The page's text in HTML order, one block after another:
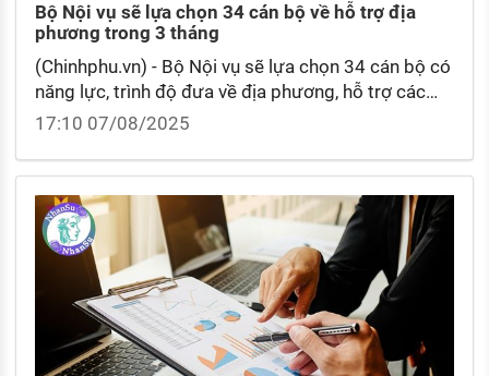
Bộ Nội vụ sẽ lựa chọn 34 cán bộ về hỗ trợ địa
phương trong 3 tháng
(Chinhphu.vn) - Bộ Nội vụ sẽ lựa chọn 34 cán bộ có
năng lực, trình độ đưa về địa phương, hỗ trợ các
tỉnh, thành trong 3 tháng. Trong đợt này, Bộ lựa
được các nhiệm vụ liên quan việc triển khai thực
hiện chính quyền địa phương 2 cấp.
17:10 07/08/2025